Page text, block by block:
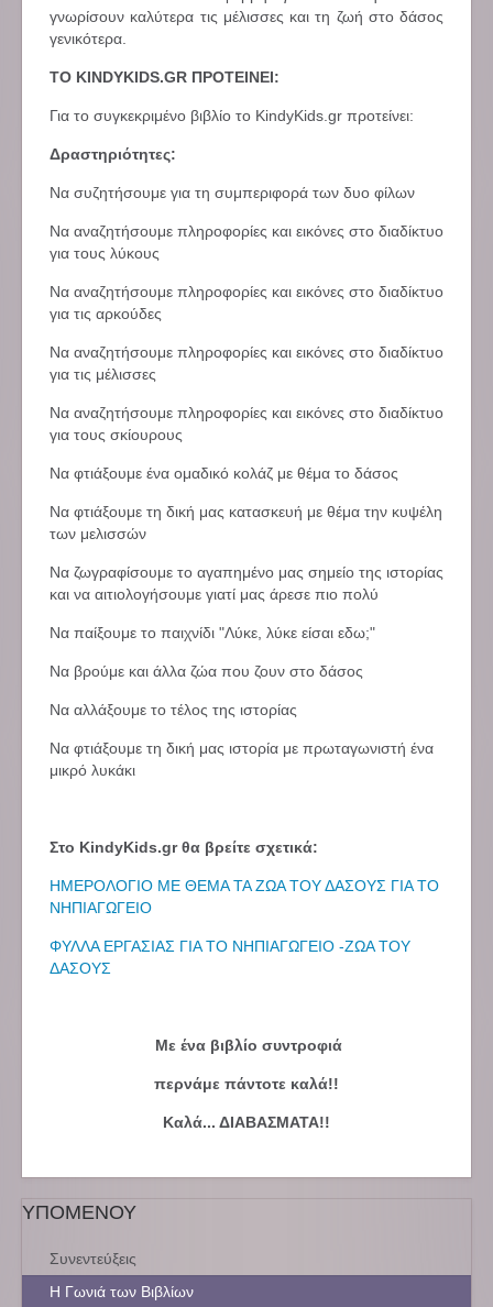
γνωρίσουν καλύτερα τις μέλισσες και τη ζωή στο δάσος
γενικότερα.
ΤΟ KINDYKIDS.GR ΠΡΟΤΕΙΝΕΙ:
Για το συγκεκριμένο βιβλίο το KindyKids.gr προτείνει:
Δραστηριότητες:
Να συζητήσουμε για τη συμπεριφορά των δυο φίλων
Να αναζητήσουμε πληροφορίες και εικόνες στο διαδίκτυο
για τους λύκους
Να αναζητήσουμε πληροφορίες και εικόνες στο διαδίκτυο
για τις αρκούδες
Να αναζητήσουμε πληροφορίες και εικόνες στο διαδίκτυο
για τις μέλισσες
Να αναζητήσουμε πληροφορίες και εικόνες στο διαδίκτυο
για τους σκίουρους
Να φτιάξουμε ένα ομαδικό κολάζ με θέμα το δάσος
Να φτιάξουμε τη δική μας κατασκευή με θέμα την κυψέλη
των μελισσών
Να ζωγραφίσουμε το αγαπημένο μας σημείο της ιστορίας
και να αιτιολογήσουμε γιατί μας άρεσε πιο πολύ
Να παίξουμε το παιχνίδι "Λύκε, λύκε είσαι εδω;"
Να βρούμε και άλλα ζώα που ζουν στο δάσος
Να αλλάξουμε το τέλος της ιστορίας
Να φτιάξουμε τη δική μας ιστορία με πρωταγωνιστή ένα
μικρό λυκάκι
Στο KindyKids.gr θα βρείτε σχετικά:
ΗΜΕΡΟΛΟΓΙΟ ΜΕ ΘΕΜΑ ΤΑ ΖΩΑ ΤΟΥ ΔΑΣΟΥΣ ΓΙΑ ΤΟ
ΝΗΠΙΑΓΩΓΕΙΟ
ΦΥΛΛΑ ΕΡΓΑΣΙΑΣ ΓΙΑ ΤΟ ΝΗΠΙΑΓΩΓΕΙΟ -ΖΩΑ ΤΟΥ
ΔΑΣΟΥΣ
Με ένα βιβλίο συντροφιά
περνάμε πάντοτε καλά!!
Καλά... ΔΙΑΒΑΣΜΑΤΑ!!
ΥΠΟΜΕΝΟΥ
Συνεντεύξεις
Η Γωνιά των Βιβλίων